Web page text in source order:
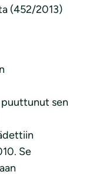
(452/2013)
sen
Se